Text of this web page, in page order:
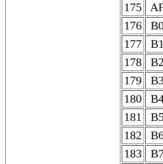
175
176
177
B1
178
B2
179
180
181
182
183